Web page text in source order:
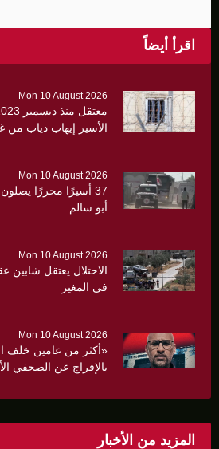
اقرأ أيضاً
Mon 10 August 2026
الأسير إيهاب دياب
Mon 10 August 2026
37 أسيرًا محررًا
أبو سالم
Mon 10 August 2026
الاحتلال يعتقل
في المغير
Mon 10 August 2026
«أكثر من عامين خلف
بالإفراج عن الصحفي
المزيد من الأخبار